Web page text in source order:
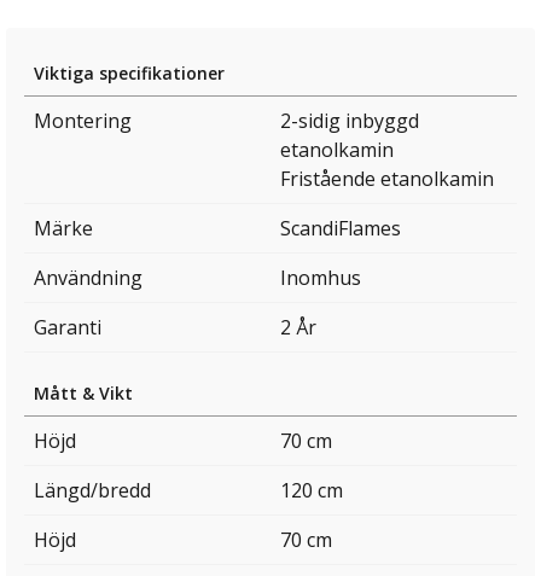
Viktiga specifikationer
Montering
2-sidig inbyggd
etanolkamin
Fristående etanolkamin
Märke
ScandiFlames
Användning
Inomhus
Garanti
2 År
Mått & Vikt
Höjd
70 cm
Längd/bredd
120 cm
Höjd
70 cm